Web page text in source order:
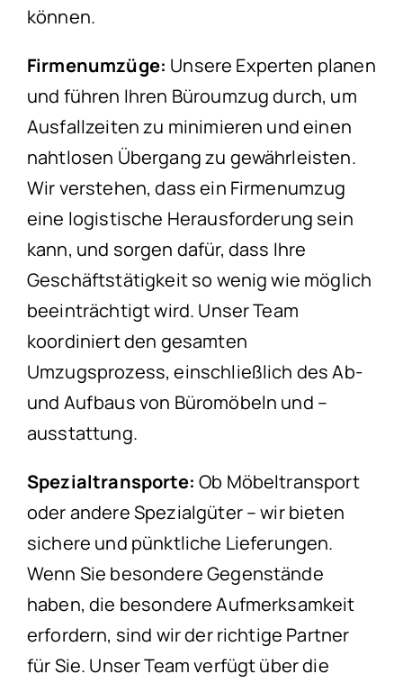
können.
Firmenumzüge: Unsere Experten planen
und führen Ihren Büroumzug durch, um
Ausfallzeiten zu minimieren und einen
nahtlosen Übergang zu gewährleisten.
Wir verstehen, dass ein Firmenumzug
eine logistische Herausforderung sein
kann, und sorgen dafür, dass Ihre
Geschäftstätigkeit so wenig wie möglich
beeinträchtigt wird. Unser Team
koordiniert den gesamten
Umzugsprozess, einschließlich des Ab-
und Aufbaus von Büromöbeln und –
ausstattung.
Spezialtransporte: Ob Möbeltransport
oder andere Spezialgüter – wir bieten
sichere und pünktliche Lieferungen.
Wenn Sie besondere Gegenstände
haben, die besondere Aufmerksamkeit
erfordern, sind wir der richtige Partner
für Sie. Unser Team verfügt über die